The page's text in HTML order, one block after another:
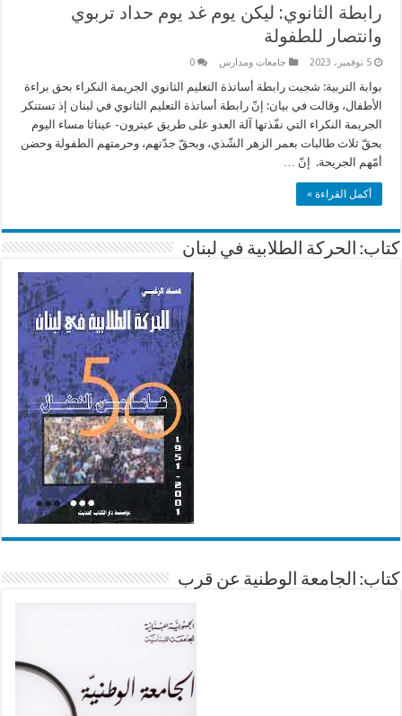
رابطة الثانوي: ليكن يوم غد يوم حداد تربوي
وانتصار للطفولة
5 نوفمبر، 2023 جامعات ومدارس 0
بوابة التربية: شجبت رابطة أساتذة التعليم الثانوي الجريمة النكراء بحق براءة
الأطفال، وقالت في بيان: إنّ رابطة أساتذة التعليم الثانوي في لبنان إذ تستنكر
الجريمة النكراء التي نفّذتها آلة العدو على طريق عيترون- عيناثا مساء اليوم
بحقّ ثلاث طالبات بعمر الزهر الشّذي، وبحقّ جدّتهم، وحرمتهم الطفولة وحضن
أمّهم الجريحة. إنّ …
أكمل القراءة »
كتاب: الحركة الطلابية في لبنان
كتاب: الجامعة الوطنية عن قرب